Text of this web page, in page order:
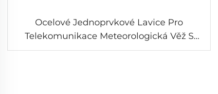
Ocelové Jednoprvkové Lavice Pro
Telekomunikace Meteorologická Věž S
Radarovými Anténami